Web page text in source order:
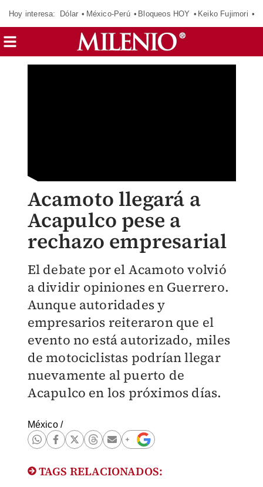
Hoy interesa: Dólar México-Perú Bloqueos HOY Keiko Fujimori
Acamoto llegará a
Acapulco pese a
rechazo empresarial
El debate por el Acamoto volvió
a dividir opiniones en Guerrero.
Aunque autoridades y
empresarios reiteraron que el
evento no está autorizado, miles
de motociclistas podrían llegar
nuevamente al puerto de
Acapulco en los próximos días.
México/
TAGS RELACIONADOS: